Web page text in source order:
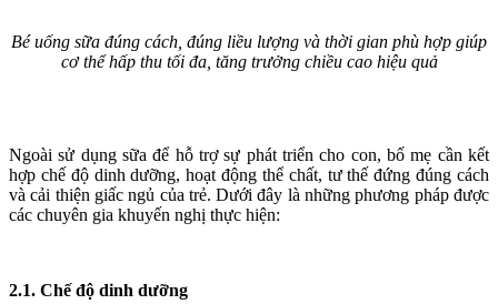
Bé uống sữa đúng cách, đúng liều lượng và thời gian phù hợp giúp
cơ thể hấp thu tối đa, tăng trưởng chiều cao hiệu quả
Ngoài sử dụng sữa để hỗ trợ sự phát triển cho con, bố mẹ cần kết
hợp chế độ dinh dưỡng, hoạt động thể chất, tư thế đứng đúng cách
và cải thiện giấc ngủ của trẻ. Dưới đây là những phương pháp được
các chuyên gia khuyến nghị thực hiện:
2.1. Chế độ dinh dưỡng